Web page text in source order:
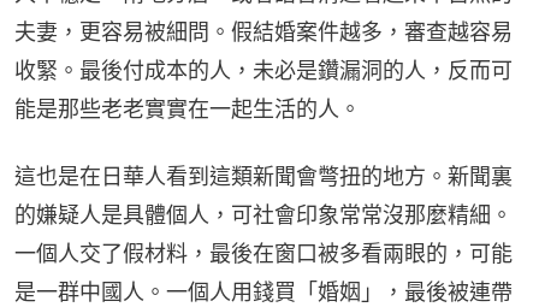
夫妻，更容易被細問。假結婚案件越多，審查越容易
收緊。最後付成本的人，未必是鑽漏洞的人，反而可
能是那些老老實實在一起生活的人。
這也是在日華人看到這類新聞會彆扭的地方。新聞裏
的嫌疑人是具體個人，可社會印象常常沒那麼精細。
一個人交了假材料，最後在窗口被多看兩眼的，可能
是一群中國人。一個人用錢買「婚姻」，最後被連帶